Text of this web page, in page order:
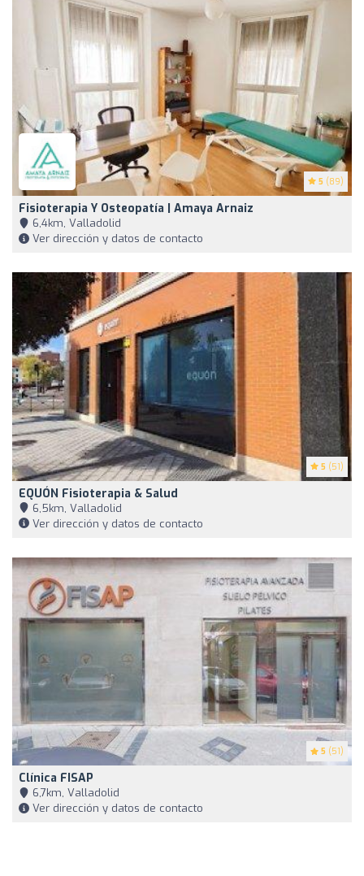
5 (89)
Fisioterapia Y Osteopatía | Amaya Arnaiz
6,4km, Valladolid
Ver dirección y datos de contacto
5 (51)
EQUÓN Fisioterapia & Salud
6,5km, Valladolid
Ver dirección y datos de contacto
5 (51)
Clínica FISAP
6,7km, Valladolid
Ver dirección y datos de contacto